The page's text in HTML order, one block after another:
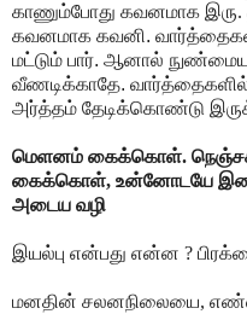
காணும்போது கவனமாக இரு.
கவனமாக கவனி.
மட்டும் பார். ஆனால்
வீணடிக்காதே.
அர்த்தம் தேடிக்கொண்டு
மெளனம் கைக்கொள்.
கைக்கொள், உன்னோடயே
அடைய வழி
இயல்பு என்பது என்ன ?
மனதின் சலனநிலையை,